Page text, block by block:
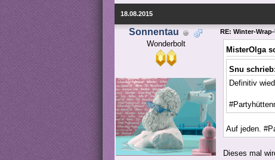
18.08.2015
Sonnentau
Wonderbolt
RE: Winter-
MisterOlga
Snu schrieb:
Definitiv
Auf jeden.
Dieses mal